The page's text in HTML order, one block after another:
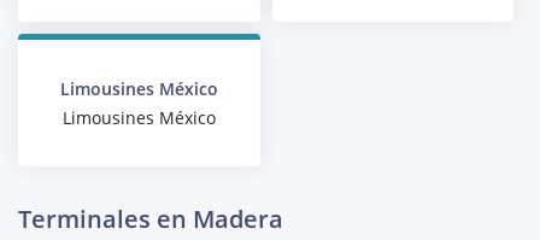
Limousines México
Limousines México
Terminales en Madera